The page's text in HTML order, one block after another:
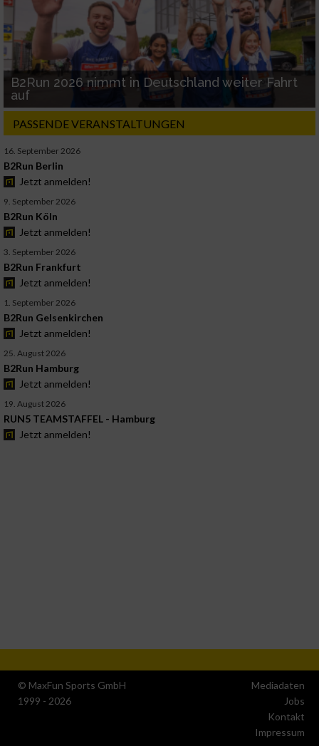
B2Run 2026 nimmt in Deutschland weiter Fahrt
auf
PASSENDE VERANSTALTUNGEN
16. September 2026
B2Run Berlin
Jetzt anmelden!
9. September 2026
B2Run Köln
Jetzt anmelden!
3. September 2026
B2Run Frankfurt
Jetzt anmelden!
1. September 2026
B2Run Gelsenkirchen
Jetzt anmelden!
25. August 2026
B2Run Hamburg
Jetzt anmelden!
19. August 2026
RUN5 TEAMSTAFFEL - Hamburg
Jetzt anmelden!
© MaxFun Sports GmbH
1999 - 2026
Mediadaten
Jobs
Kontakt
Impressum